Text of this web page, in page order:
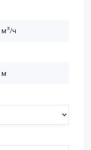
м³/ч
м